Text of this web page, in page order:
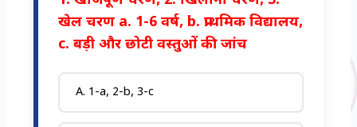
खेल चरण a. 1-6 वर्ष, b. प्राथमिक विद्यालय,
c. बड़ी और छोटी वस्तुओं की जांच
A. 1-a, 2-b, 3-c